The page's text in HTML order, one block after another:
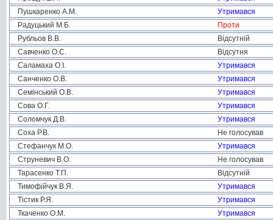
Пушкаренко А.М.
Утримався
Радуцький М.Б.
Проти
Рубльов В.В.
Відсутній
Савченко О.С.
Відсутня
Саламаха О.І.
Утримався
Санченко О.В.
Утримався
Семінський О.В.
Утримався
Сова О.Г.
Утримався
Соломчук Д.В.
Утримався
Соха Р.В.
Не голосував
Стефанчук М.О.
Утримався
Струневич В.О.
Не голосував
Тарасенко Т.П.
Відсутній
Тимофійчук В.Я.
Утримався
Тістик Р.Я.
Утримався
Ткаченко О.М.
Утримався